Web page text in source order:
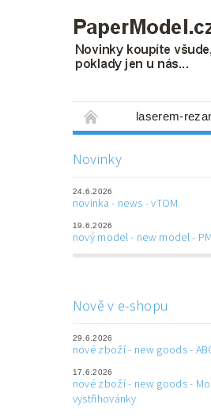
laserem-
laserem řezané
Napište nám
Novinky
24.6.2026
novinka - news - vTOM
19.6.2026
nový model - new model -
Nově v e-shopu
29.6.2026
nové zboží - new goods -
17.6.2026
nové zboží - new goods -
vystřihovánky